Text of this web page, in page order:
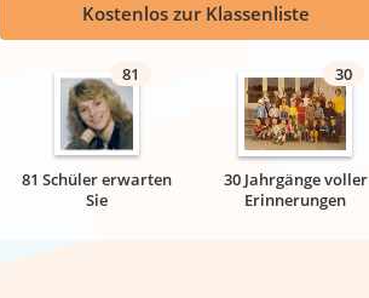
Kostenlos zur Klassenliste
81
81 Schüler erwarten
Sie
30
30 Jahrgänge voller
Erinnerungen